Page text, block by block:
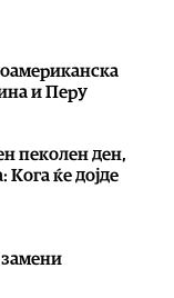
и Перу
пеколен ден,
Кога ќе дојде